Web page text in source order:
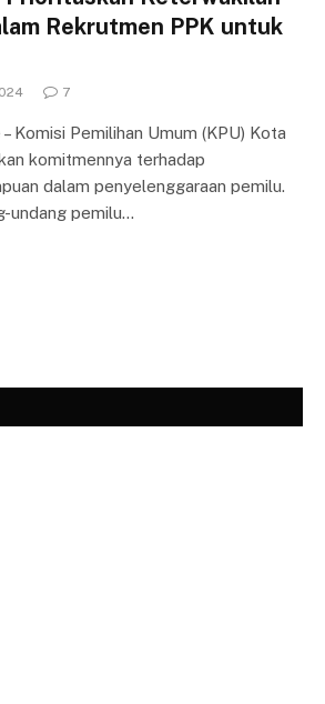
Rekrutmen PPK untuk
7
Komisi Pemilihan Umum (KPU) Kota
komitmennya terhadap
dalam penyelenggaraan pemilu.
undang pemilu…